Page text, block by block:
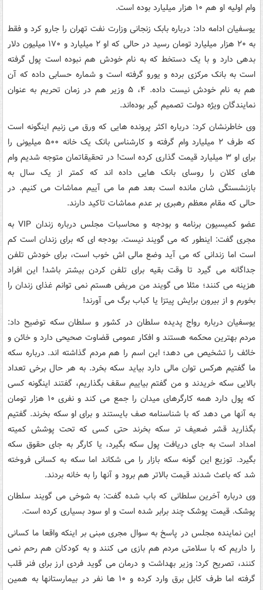
وام اولیه او هم ۱۰ هزار میلیارد بوده است.
یوسفیان ادامه داد: درباره بابک زنجانی وزارت نفت تهران را جارو کرد و فقط
به ۲۰ هزار میلیارد تومان رسید در حالی که او ۲ میلیارد و ۱۷۰ میلیون دلار
بدهی دارد و با یک دستخط که به نام خودش هم نبوده است پول گرفته
است به بانک مرکزی برده و یورو گرفته است و شماره حسابی داده که آن
هم به نام خودش نیست داده. ۴، ۵ وزیر هم در زمان تحریم به عنوان
نمایندگان ویژه دولت تصمیم گیر بوده‌اند.
وی خاطرنشان کرد: درباره اکثر پرونده هایی که ورق می زنیم اینگونه است
که طرف ۲ میلیارد وام گرفته و کارشناس بانک یک خانه ۵۰۰ میلیونی را
برای او ۳ میلیارد قیمت گذاری کرده است! در تحقیقاتمان متوجه شدیم وام
های کلان را روسای بانک هایی داده اند که کمتر از یک سال به
بازنشستگی شان مانده است بعد هم ما می آییم مماشات می کنیم. در
حالی که مقام معظم رهبری بر عدم مماشات تاکید دارند.
عضو کمیسیون برنامه و بودجه و محاسبات مجلس درباره زندان VIP به
مجری گفت: اینطور که می گویند نیست. بودجه ای که برای زندان است کم
است اما زندانی که می آید وضع مالی اش خوب است، برای خودش تلفن
جداگانه می گیرد تا وقت بقیه برای تلفن کردن بیشتر باشد! این افراد
هزینه می کنند؛ مثلا می گویند من مریض هستم نمی توانم غذای زندان را
بخورم و از بیرون برایش پیتزا یا کباب برگ می آورند!
یوسفیان درباره رواج پدیده سلطان در کشور و سلطان سکه توضیح داد:
مردم بهترین محکمه هستند و افکار عمومی قضاوت صحیحی دارد و خائن و
خائف را تشخیص می دهد؛ این اسم را هم مردم گذاشته اند. درباره سکه
ما گفتیم هرکس توان مالی دارد بیاید سکه بخرد. به هر حال برخی تعداد
بالایی سکه خریدند و من گفتم بیاییم سقف بگذاریم، گفتند اینگونه کسی
که پول دارد همه کارگرهای میدان را جمع می کند و نفری ۱۰ هزار تومان
به آنها می دهد که با شناسنامه صف بایستند و برای او سکه بخرند. گفتیم
بگذارید قشر ضعیف تر سکه بخرند حتی کسی که تحت پوشش کمیته
امداد است به جای دریافت پول سکه بگیرد، یا کارگر به جای حقوق سکه
بگیرد. توزیع این گونه سکه بازار را می شکاند اما سکه به کسانی فروخته
شد که باعث شدند قیمت بالاتر هم برود و آنها را به خانه بردند.
وی درباره آخرین سلطانی که باب شده گفت: به شوخی می گویند سلطان
پوشک. قیمت پوشک چند برابر شده است و او سود بسیاری کرده است.
این نماینده مجلس در پاسخ به سوال مجری مبنی بر اینکه واقعا ما کسانی
را داریم که با سلامتی مردم هم بازی می کنند و به کودکان هم رحم نمی
کنند، تصریح کرد: وزیر بهداشت و درمان می گوید فردی ارز برای فنر قلب
گرفته اما طرف کابل برق وارد کرده و ۱۰ ها نفر در بیمارستانها به همین